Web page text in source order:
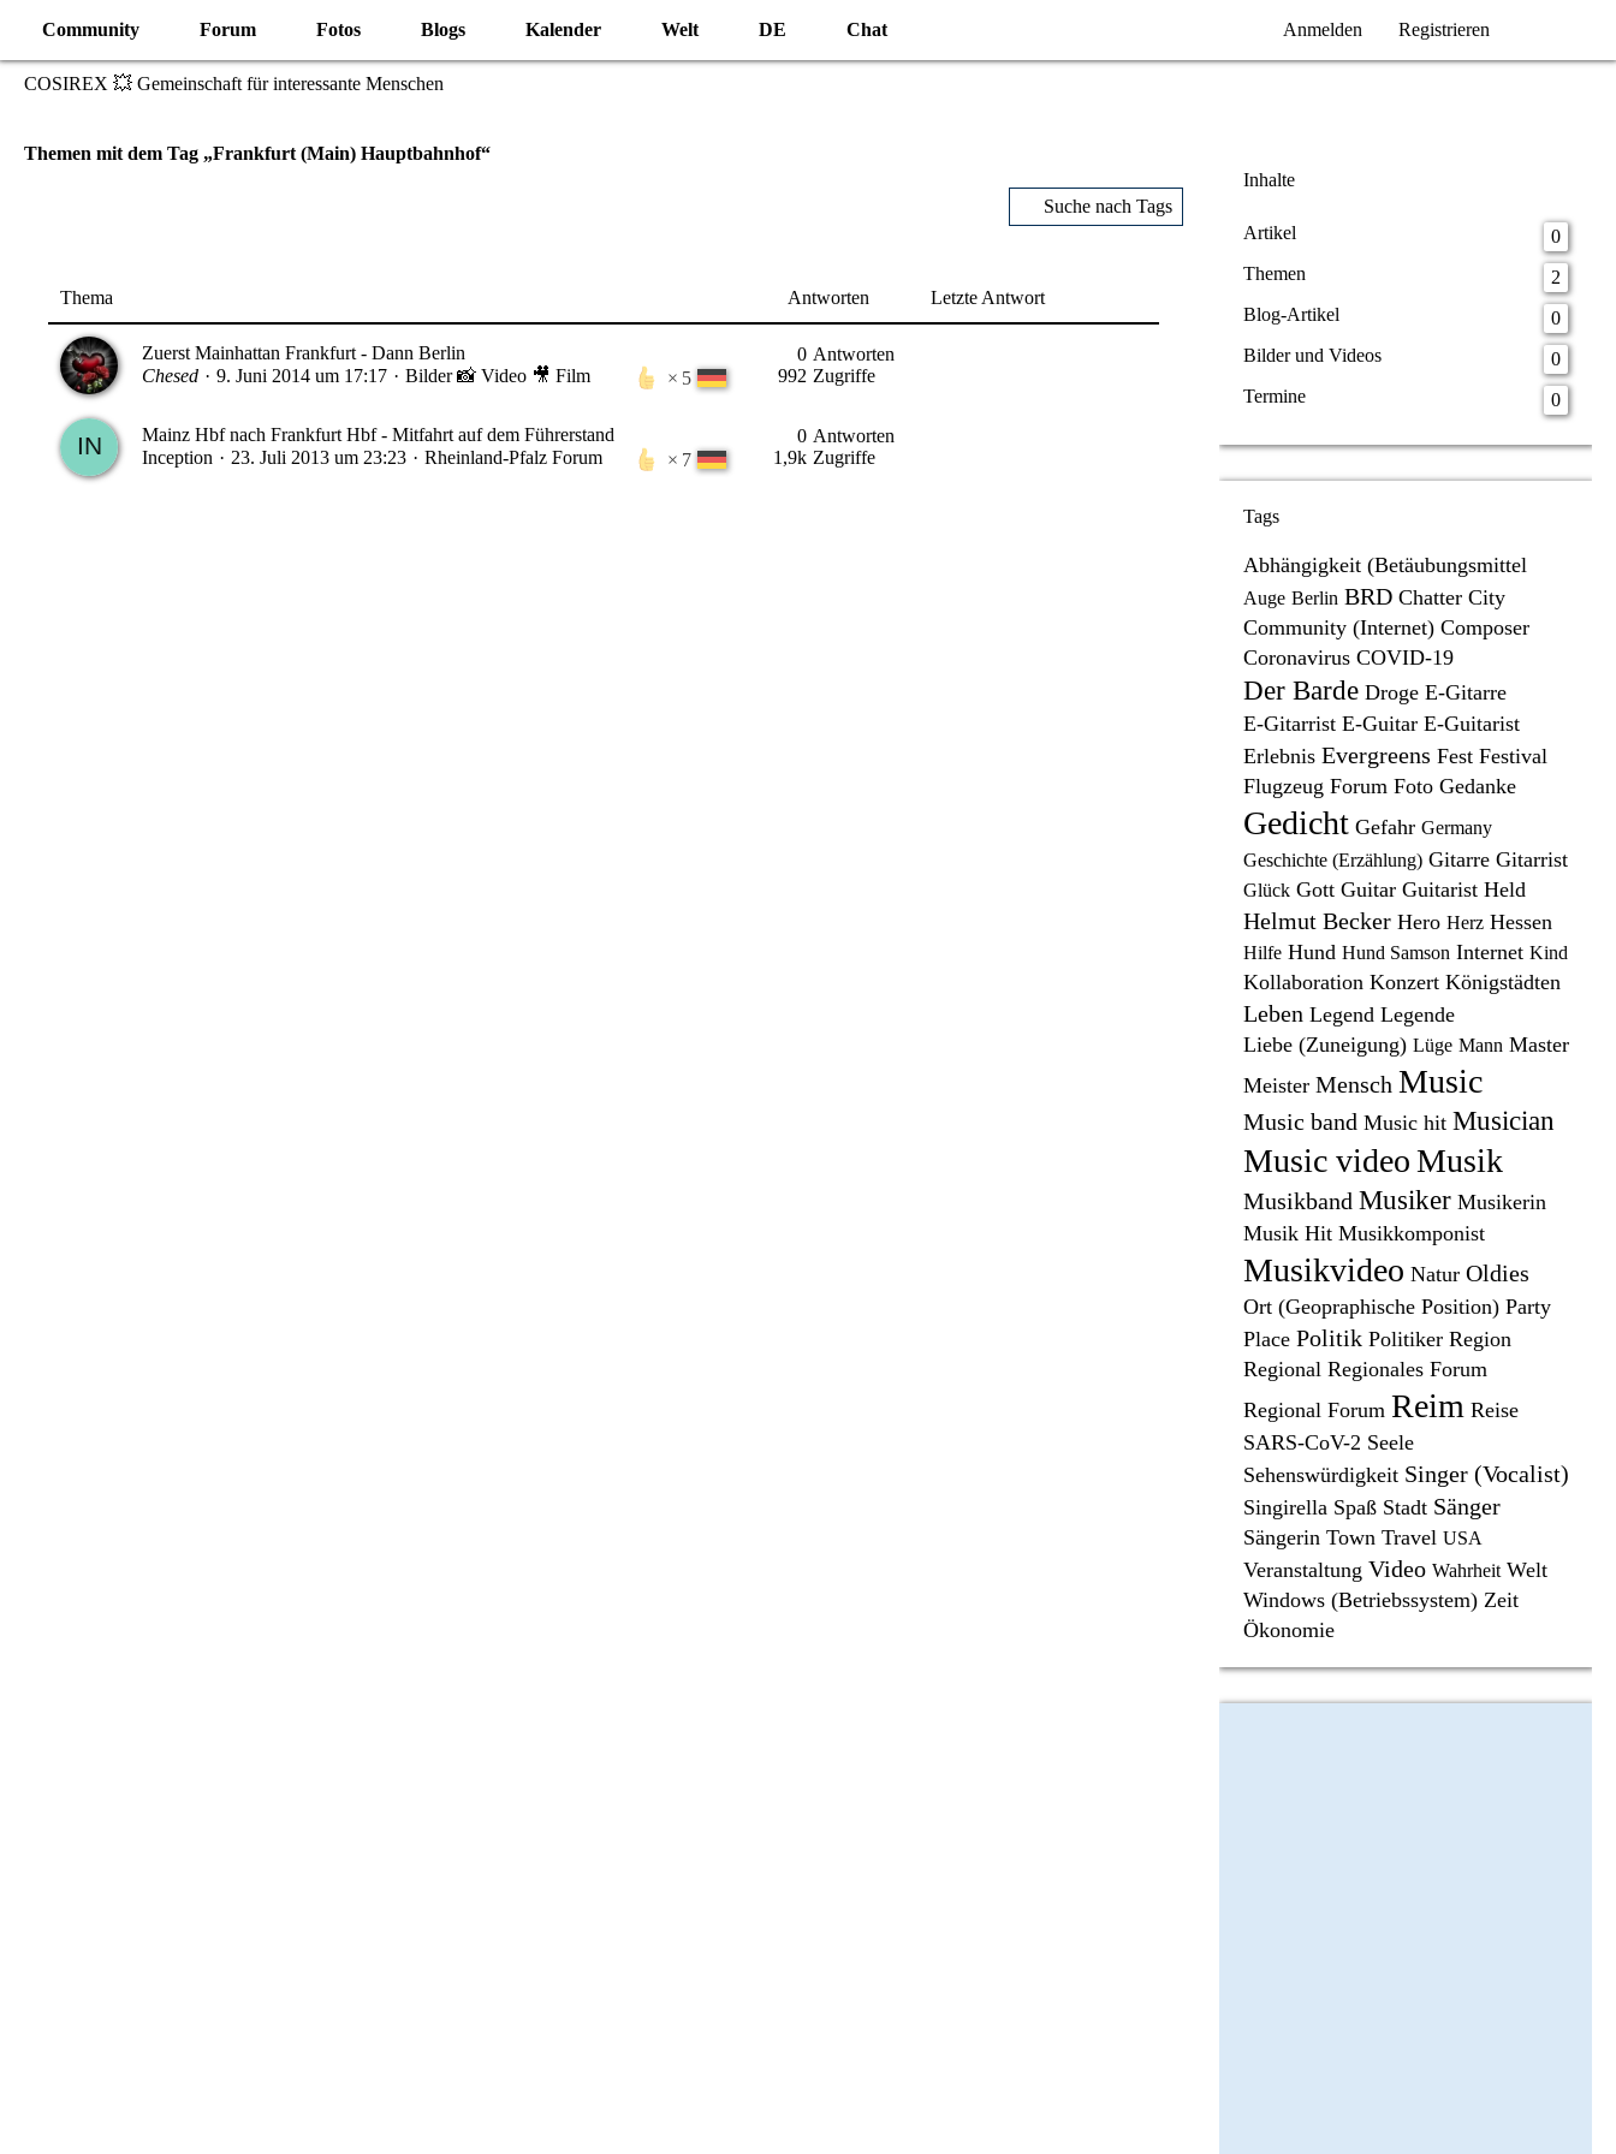
Community Forum Fotos Blogs Kalender Welt DE Chat Anmelden Registrieren
COSIREX 💥 Gemeinschaft für interessante Menschen
Themen mit dem Tag „Frankfurt (Main) Hauptbahnhof“
Suche nach Tags
Thema Antworten Letzte Antwort
Zuerst Mainhattan Frankfurt - Dann Berlin
5
Chesed 9. Juni 2014 um 17:17 Bilder 📸 Video 🎥 Film
Antworten
0
Zugriffe
992
Mainz Hbf nach Frankfurt Hbf - Mitfahrt auf dem Führerstand
7
Inception 23. Juli 2013 um 23:23 Rheinland-Pfalz Forum
Antworten
0
Zugriffe
1,9k
Inhalte
Artikel
0
Themen
2
Blog-Artikel
0
Bilder und Videos
0
Termine
0
Tags
Abhängigkeit (Betäubungsmittel
Auge Berlin BRD Chatter City
Community (Internet) Composer
Coronavirus COVID-19
Der Barde Droge E-Gitarre
E-Gitarrist E-Guitar E-Guitarist
Erlebnis Evergreens Fest Festival
Flugzeug Forum Foto Gedanke
Gedicht Gefahr Germany
Geschichte (Erzählung) Gitarre Gitarrist
Glück Gott Guitar Guitarist Held
Helmut Becker Hero Herz Hessen
Hilfe Hund Hund Samson Internet Kind
Kollaboration Konzert Königstädten
Leben Legend Legende
Liebe (Zuneigung) Lüge Mann Master
Meister Mensch Music
Music band Music hit Musician
Music videoMusik
Musikband Musiker Musikerin
Musik Hit Musikkomponist
Musikvideo Natur Oldies
Ort (Geopraphische Position) Party
Place Politik Politiker Region
Regional Regionales Forum
Regional Forum Reim Reise
SARS-CoV-2 Seele
Sehenswürdigkeit Singer (Vocalist)
Singirella Spaß Stadt Sänger
Sängerin Town Travel USA
Veranstaltung Video Wahrheit Welt
Windows (Betriebssystem) Zeit
Ökonomie